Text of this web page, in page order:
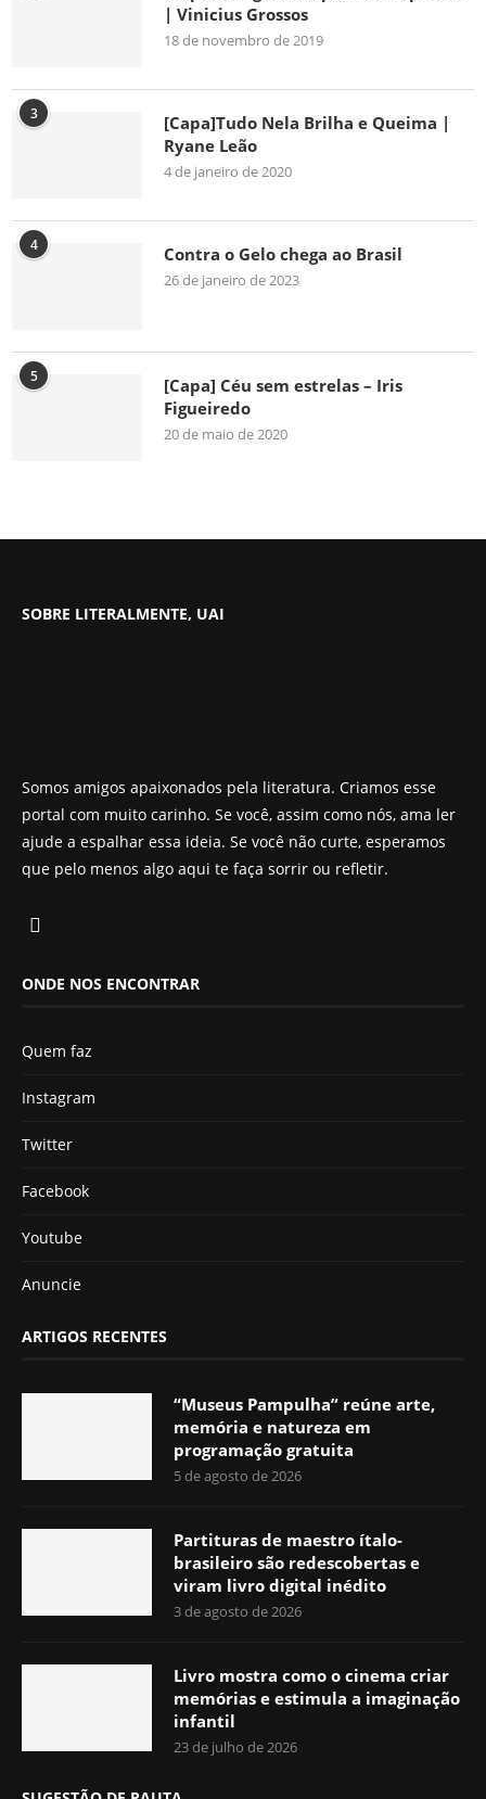
| Vinicius Grossos
18 de novembro de 2019
3
[Capa]Tudo Nela Brilha e Queima |
Ryane Leão
4 de janeiro de 2020
4 Contra o Gelo chega ao Brasil
26 de janeiro de 2023
5
[Capa] Céu sem estrelas – Iris
Figueiredo
20 de maio de 2020
SOBRE LITERALMENTE, UAI
Somos amigos apaixonados pela literatura. Criamos esse
portal com muito carinho. Se você, assim como nós, ama ler
ajude a espalhar essa ideia. Se você não curte, esperamos
que pelo menos algo aqui te faça sorrir ou refletir.
ONDE NOS ENCONTRAR
Quem faz
Instagram
Twitter
Facebook
Youtube
Anuncie
ARTIGOS RECENTES
“Museus Pampulha” reúne arte,
memória e natureza em
programação gratuita
5 de agosto de 2026
Partituras de maestro ítalo-
brasileiro são redescobertas e
viram livro digital inédito
3 de agosto de 2026
Livro mostra como o cinema criar
memórias e estimula a imaginação
infantil
23 de julho de 2026